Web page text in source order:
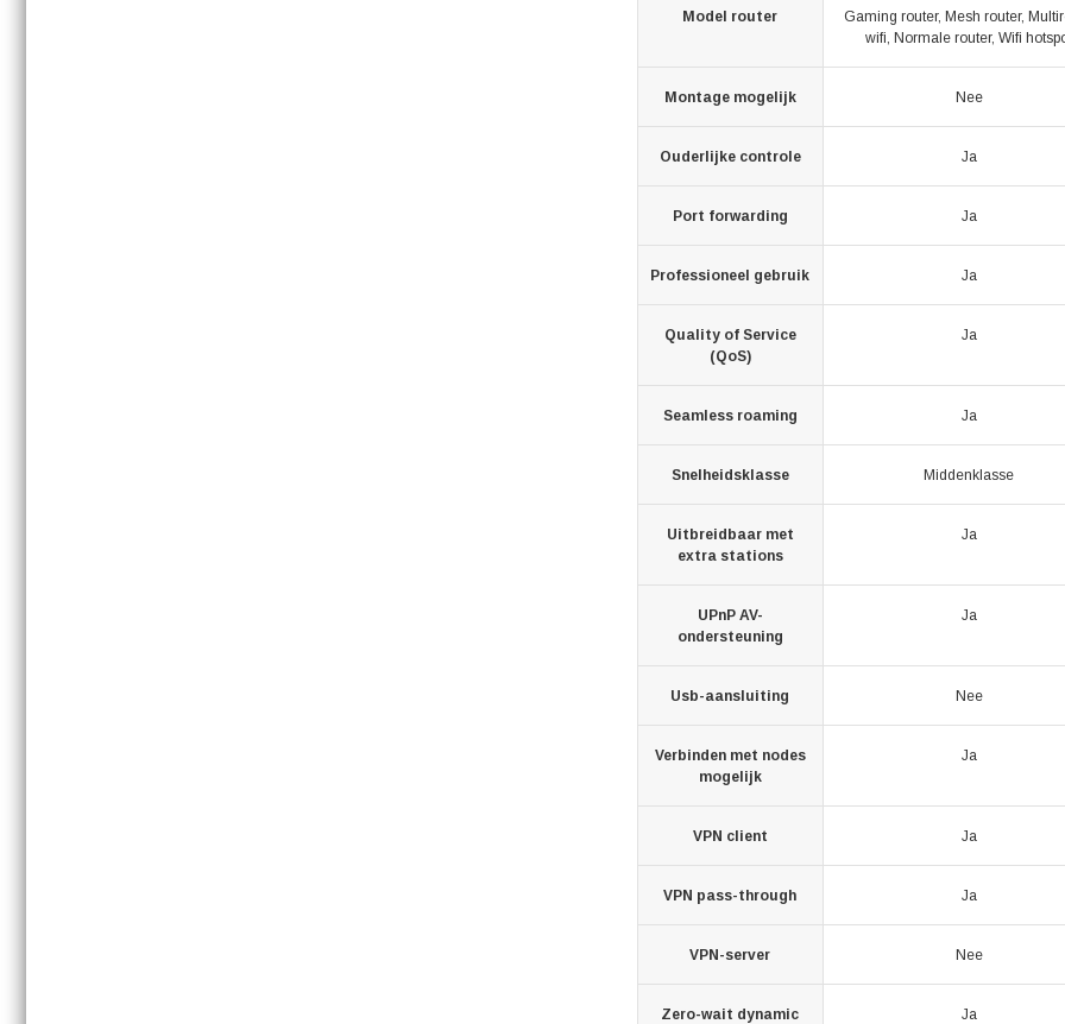
Model router
Gaming router, Mesh router,
wifi, Normale router, Wifi
Montage mogelijk Nee
Ouderlijke controle Ja
Port forwarding Ja
Professioneel gebruik Ja
Quality of Service
(QoS)
Ja
Seamless roaming Ja
Snelheidsklasse Middenklasse
Uitbreidbaar met
extra stations
Ja
UPnP AV-
ondersteuning
Ja
Usb-aansluiting Nee
Verbinden met nodes
mogelijk
Ja
VPN client Ja
VPN pass-through Ja
VPN-server Nee
Zero-wait dynamic
Ja